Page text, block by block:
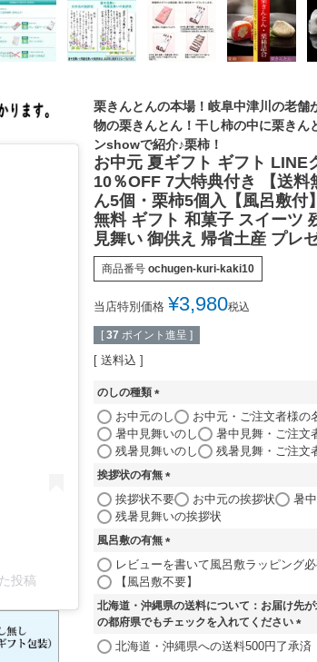
投稿
栗きんとんの本場！岐阜中津川の老舗
物の栗きんとん！干し柿の中に栗き
ンshowで紹介♪栗柿！
お中元 夏ギフト ギフト LINE
10％OFF 7大特典付き 【送料
ん5個・栗柿5個入【風呂敷付
無料 ギフト 和菓子 スイーツ
見舞い 御供え 帰省土産 プレ
商品番号 ochugen-kuri-kaki10
当店特別価格 ¥3,980税込
[ 37 ポイント進呈 ]
送料込
のしの種類
(
必
須
お中元のし
お中元・ご注文者様の
暑中見舞いのし
暑中見舞・ご注文
残暑見舞いのし
残暑見舞・ご注文
挨拶状の有無
(
必
)
挨拶状不要 お中元の挨拶状
暑
残暑見舞いの挨拶状
風呂敷の有無
(
必
)
レビューを書いて風呂敷ラッピング
【風呂敷不要】
北海道・沖縄県の送料について：お届け先
の都府県でもチェックを入れてください
(
北海道・沖縄県への送料500円了承済